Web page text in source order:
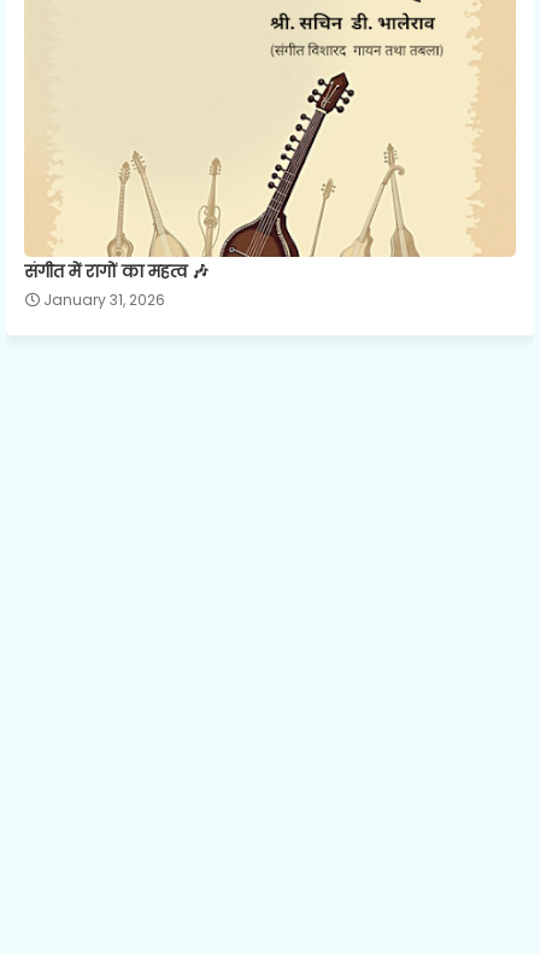
संगीत में रागों का महत्व 🎶
January 31, 2026